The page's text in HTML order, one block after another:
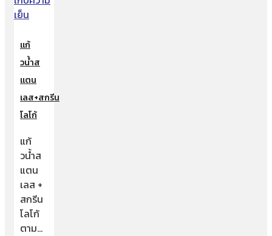
แก้
วน้ำส
แตน
เลส+สกรีน
โลโก้
แก้
วน้ำส
แตน
เลส +
สกรีน
โลโก้
ตาม…